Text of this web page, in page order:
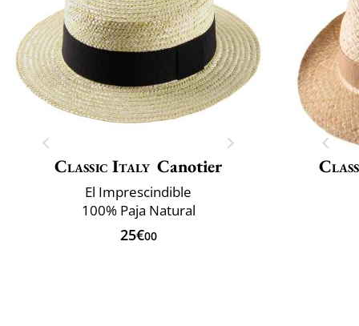
Classic Italy Canotier
El Imprescindible
100% Paja Natural
25€00